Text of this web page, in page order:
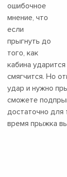
ошибочное
мнение, что
если
прыгнуть до
того, как
кабина
смягчится. Но
удар и нужно
сможете
достаточно для
время прыжка